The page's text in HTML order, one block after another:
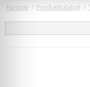
Forside / Produktkatalog /